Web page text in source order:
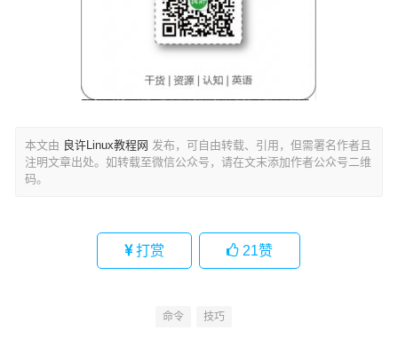
本文由 良许Linux教程网 发布，可自由转载、引用，但需署名作者且
注明文章出处。如转载至微信公众号，请在文末添加作者公众号二维
码。
打赏 21赞
命令 技巧